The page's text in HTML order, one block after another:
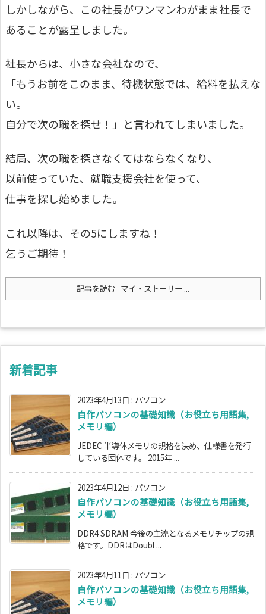
しかしながら、この社長がワンマンわがまま社長で
あることが露呈しました。
社長からは、小さな会社なので、
「もうお前をこのまま、待機状態では、給料を払えな
い。
自分で次の職を探せ！」と言われてしまいました。
結局、次の職を探さなくてはならなくなり、
以前使っていた、就職支援会社を使って、
仕事を探し始めました。
これ以降は、その5にしますね！
乞うご期待！
記事を読む マイ・ストーリー ...
新着記事
2023年4月13日 : パソコン
自作パソコンの基礎知識（お役立ち用語集,
メモリ編）
JEDEC 半導体メモリの規格を決め、仕様書を発行
している団体です。 2015年 ...
2023年4月12日 : パソコン
自作パソコンの基礎知識（お役立ち用語集,
メモリ編）
DDR4 SDRAM 今後の主流となるメモリチップの規
格です。DDRはDoubl ...
2023年4月11日 : パソコン
自作パソコンの基礎知識（お役立ち用語集,
メモリ編）